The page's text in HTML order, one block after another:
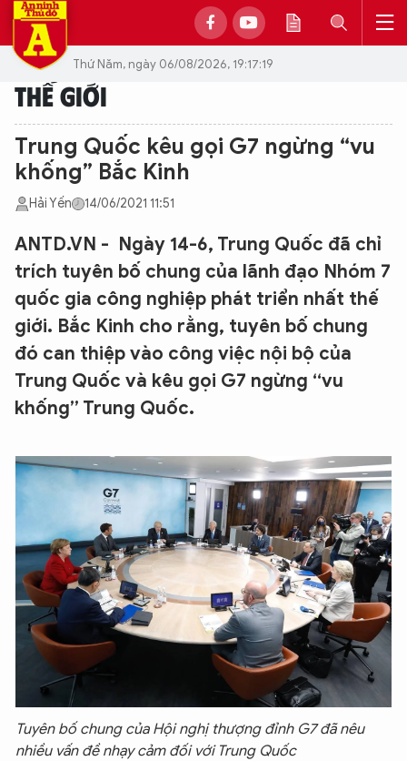
Thứ Năm, ngày 06/08/2026, 19:17:19
THẾ GIỚI
Trung Quốc kêu gọi G7 ngừng “vu
khống” Bắc Kinh
Hải Yến 14/06/2021 11:51
ANTD.VN - Ngày 14-6, Trung Quốc đã chỉ
trích tuyên bố chung của lãnh đạo Nhóm 7
quốc gia công nghiệp phát triển nhất thế
giới. Bắc Kinh cho rằng, tuyên bố chung
đó can thiệp vào công việc nội bộ của
Trung Quốc và kêu gọi G7 ngừng “vu
khống” Trung Quốc.
Tuyên bố chung của Hội nghị thượng đỉnh G7 đã nêu
nhiều vấn đề nhạy cảm đối với Trung Quốc